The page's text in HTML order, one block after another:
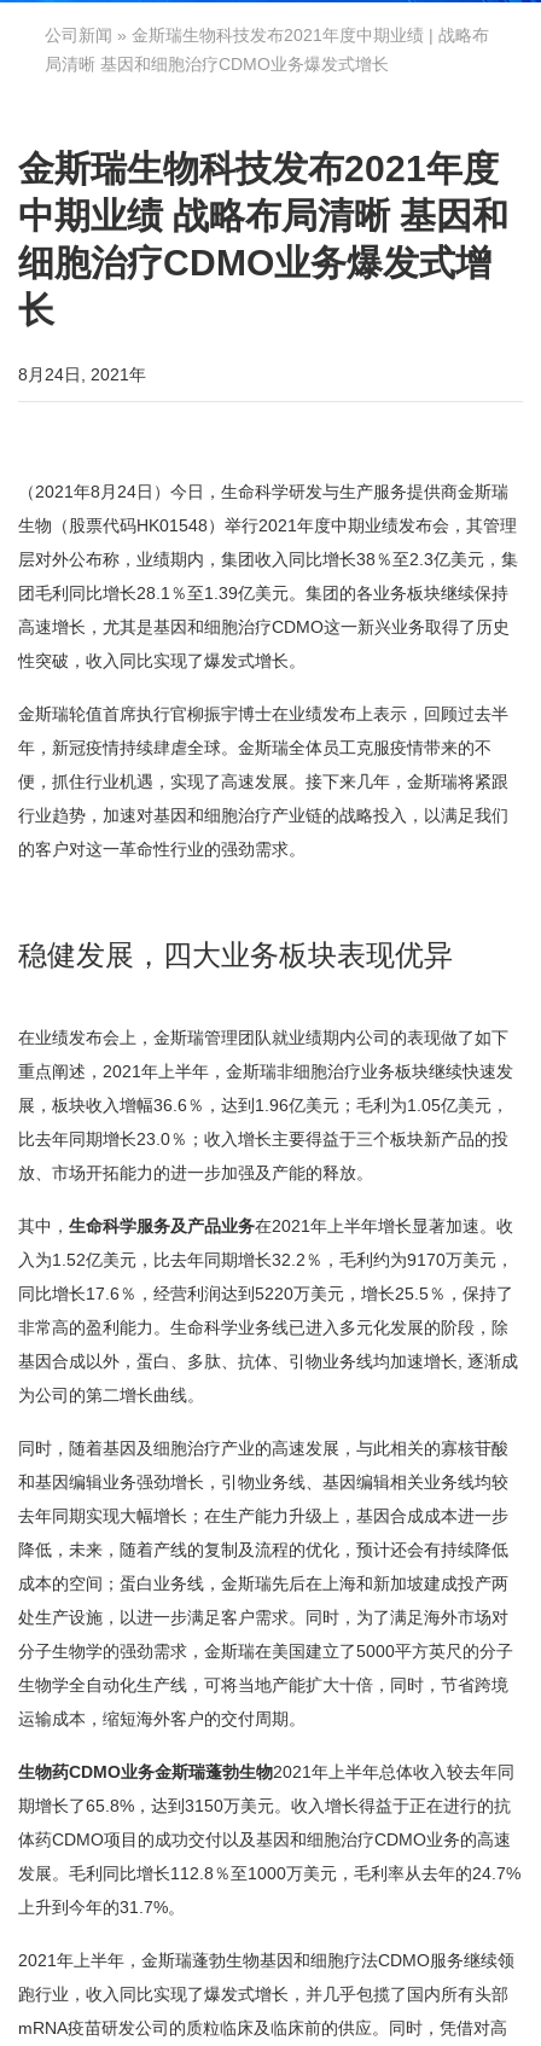
公司新闻 » 金斯瑞生物科技发布2021年度中期业绩 | 战略布
局清晰 基因和细胞治疗CDMO业务爆发式增长
金斯瑞生物科技发布2021年度
中期业绩 战略布局清晰 基因和
细胞治疗CDMO业务爆发式增
长
8月24日, 2021年
（2021年8月24日）今日，生命科学研发与生产服务提供商金斯瑞
生物（股票代码HK01548）举行2021年度中期业绩发布会，其管理
层对外公布称，业绩期内，集团收入同比增长38％至2.3亿美元，集
团毛利同比增长28.1％至1.39亿美元。集团的各业务板块继续保持
高速增长，尤其是基因和细胞治疗CDMO这一新兴业务取得了历史
性突破，收入同比实现了爆发式增长。
金斯瑞轮值首席执行官柳振宇博士在业绩发布上表示，回顾过去半
年，新冠疫情持续肆虐全球。金斯瑞全体员工克服疫情带来的不
便，抓住行业机遇，实现了高速发展。接下来几年，金斯瑞将紧跟
行业趋势，加速对基因和细胞治疗产业链的战略投入，以满足我们
的客户对这一革命性行业的强劲需求。
稳健发展，四大业务板块表现优异
在业绩发布会上，金斯瑞管理团队就业绩期内公司的表现做了如下
重点阐述，2021年上半年，金斯瑞非细胞治疗业务板块继续快速发
展，板块收入增幅36.6％，达到1.96亿美元；毛利为1.05亿美元，
比去年同期增长23.0％；收入增长主要得益于三个板块新产品的投
放、市场开拓能力的进一步加强及产能的释放。
其中， 生命科学服务及产品业务在2021年上半年增长显著加速。收
入为1.52亿美元，比去年同期增长32.2％，毛利约为9170万美元，
同比增长17.6％，经营利润达到5220万美元，增长25.5％，保持了
非常高的盈利能力。生命科学业务线已进入多元化发展的阶段，除
基因合成以外，蛋白、多肽、抗体、引物业务线均加速增长, 逐渐成
为公司的第二增长曲线。
同时，随着基因及细胞治疗产业的高速发展，与此相关的寡核苷酸
和基因编辑业务强劲增长，引物业务线、基因编辑相关业务线均较
去年同期实现大幅增长；在生产能力升级上，基因合成成本进一步
降低，未来，随着产线的复制及流程的优化，预计还会有持续降低
成本的空间；蛋白业务线，金斯瑞先后在上海和新加坡建成投产两
处生产设施，以进一步满足客户需求。同时，为了满足海外市场对
分子生物学的强劲需求，金斯瑞在美国建立了5000平方英尺的分子
生物学全自动化生产线，可将当地产能扩大十倍，同时，节省跨境
运输成本，缩短海外客户的交付周期。
生物药CDMO业务金斯瑞蓬勃生物2021年上半年总体收入较去年同
期增长了65.8%，达到3150万美元。收入增长得益于正在进行的抗
体药CDMO项目的成功交付以及基因和细胞治疗CDMO业务的高速
发展。毛利同比增长112.8％至1000万美元，毛利率从去年的24.7%
上升到今年的31.7%。
2021年上半年，金斯瑞蓬勃生物基因和细胞疗法CDMO服务继续领
跑行业，收入同比实现了爆发式增长，并几乎包揽了国内所有头部
mRNA疫苗研发公司的质粒临床及临床前的供应。同时，凭借对高